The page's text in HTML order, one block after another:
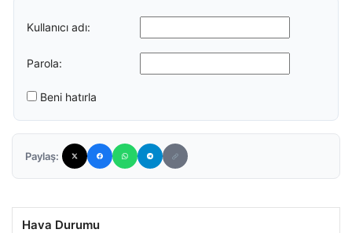
Kullanıcı adı:
Parola:
Beni hatırla
Paylaş:
Hava Durumu